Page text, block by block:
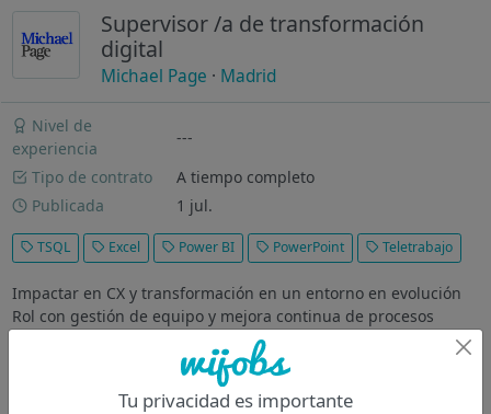
Supervisor /a de transformación
digital
Michael Page · Madrid
Nivel de
experiencia
---
Tipo de contrato
A tiempo completo
Publicada
1 jul.
TSQL Excel Power BI PowerPoint Teletrabajo
Impactar en CX y transformación en un entorno en evolución
Rol con gestión de equipo y mejora continua de procesos
¿Dónde vas a trabajar? Compañía multinacional líder en el
sector de movilidad y renting, en un momento de
transformación derivado de...
Tu privacidad es importante